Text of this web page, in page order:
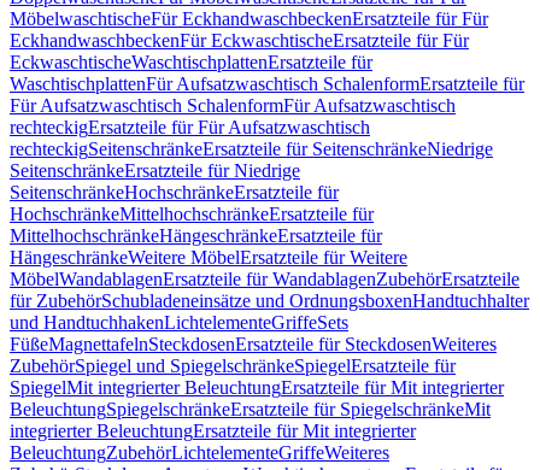
MöbelwaschtischeFür EckhandwaschbeckenErsatzteile für Für
EckhandwaschbeckenFür EckwaschtischeErsatzteile für Für
EckwaschtischeWaschtischplattenErsatzteile für
WaschtischplattenFür Aufsatzwaschtisch SchalenformErsatzteile für
Für Aufsatzwaschtisch SchalenformFür Aufsatzwaschtisch
rechteckigErsatzteile für Für Aufsatzwaschtisch
rechteckigSeitenschränkeErsatzteile für SeitenschränkeNiedrige
SeitenschränkeErsatzteile für Niedrige
SeitenschränkeHochschränkeErsatzteile für
HochschränkeMittelhochschränkeErsatzteile für
MittelhochschränkeHängeschränkeErsatzteile für
HängeschränkeWeitere MöbelErsatzteile für Weitere
MöbelWandablagenErsatzteile für WandablagenZubehörErsatzteile
für ZubehörSchubladeneinsätze und OrdnungsboxenHandtuchhalter
und HandtuchhakenLichtelementeGriffeSets
FüßeMagnettafelnSteckdosenErsatzteile für SteckdosenWeiteres
ZubehörSpiegel und SpiegelschränkeSpiegelErsatzteile für
SpiegelMit integrierter BeleuchtungErsatzteile für Mit integrierter
BeleuchtungSpiegelschränkeErsatzteile für SpiegelschränkeMit
integrierter BeleuchtungErsatzteile für Mit integrierter
BeleuchtungZubehörLichtelementeGriffeWeiteres